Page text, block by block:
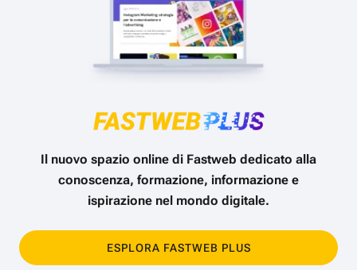
Il nuovo spazio online di Fastweb dedicato alla
conoscenza, formazione, informazione e
ispirazione nel mondo digitale.
ESPLORA FASTWEB PLUS